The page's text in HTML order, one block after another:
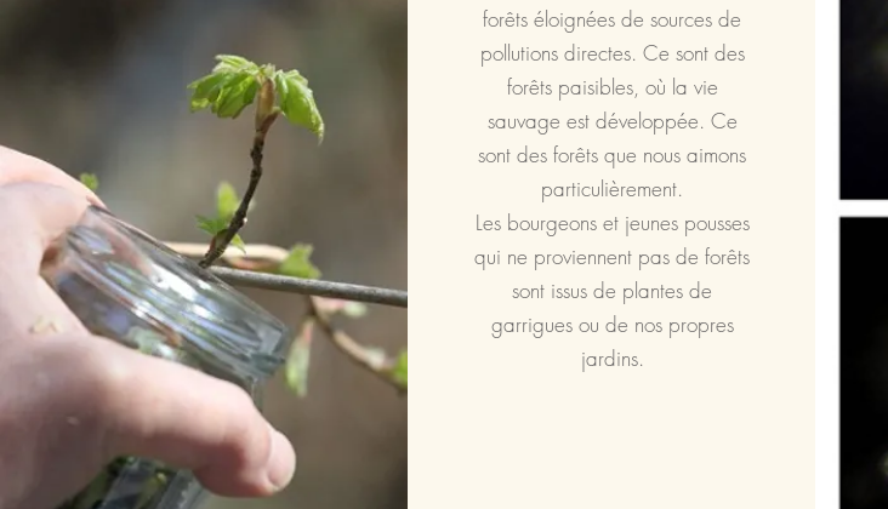
forêts éloignées de sources de
pollutions directes. Ce sont des
forêts paisibles, où la vie
sauvage est développée. Ce
sont des forêts que nous aimons
particulièrement.
Les bourgeons et jeunes pousses
qui ne proviennent pas de forêts
sont issus de plantes de
garrigues ou de nos propres
jardins.